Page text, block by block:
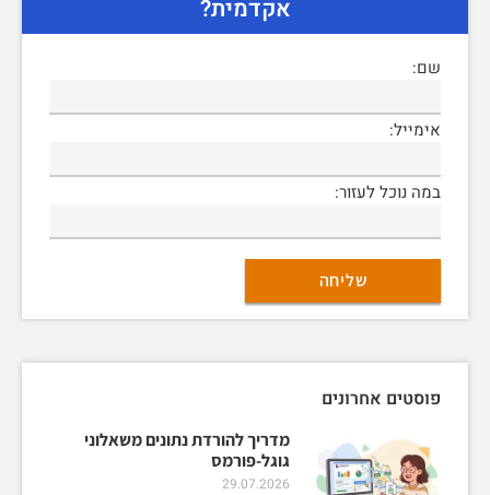
אקדמית?
שם:
אימייל:
במה נוכל לעזור:
פוסטים אחרונים
מדריך להורדת נתונים משאלוני
גוגל-פורמס
29.07.2026